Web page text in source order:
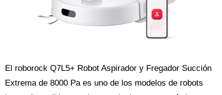
El roborock Q7L5+ Robot Aspirador y Fregador Succión
Extrema de 8000 Pa es uno de los modelos de robots